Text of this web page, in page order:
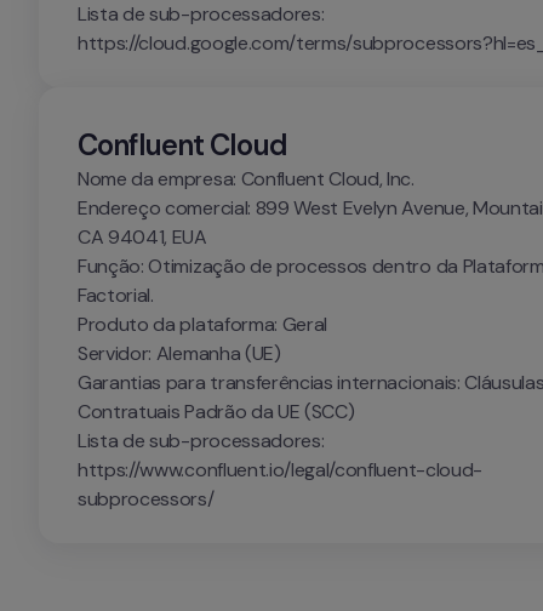
Lista de sub-processadores:
https://cloud.google.com/terms/
Confluent Cloud
Nome da empresa: Confluent Cloud, Inc.
Endereço comercial: 899 West Evelyn Avenue,
CA 94041, EUA
Função: Otimização de processos dentro da
Factorial.
Produto da plataforma: Geral
Servidor: Alemanha (UE)
Garantias para transferências internacionais:
Contratuais Padrão da UE (SCC)
Lista de sub-processadores:
https://www.confluent.io/legal/confluent-cloud-
subprocessors/